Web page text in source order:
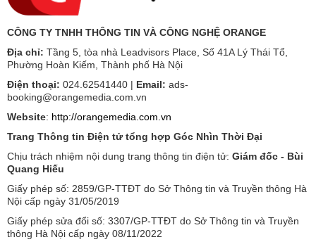
CÔNG TY TNHH THÔNG TIN VÀ CÔNG NGHỆ ORANGE
Địa chỉ: Tầng 5, tòa nhà Leadvisors Place, Số 41A Lý Thái Tổ,
Phường Hoàn Kiếm, Thành phố Hà Nội
Điện thoại: 024.62541440 | Email: ads-
booking@orangemedia.com.vn
Website: http://orangemedia.com.vn
Trang Thông tin Điện tử tổng hợp Góc Nhìn Thời Đại
Chịu trách nhiệm nội dung trang thông tin điện tử: Giám đốc - Bùi
Quang Hiếu
Giấy phép số: 2859/GP-TTĐT do Sở Thông tin và Truyền thông Hà
Nội cấp ngày 31/05/2019
Giấy phép sửa đổi số: 3307/GP-TTĐT do Sở Thông tin và Truyền
thông Hà Nội cấp ngày 08/11/2022